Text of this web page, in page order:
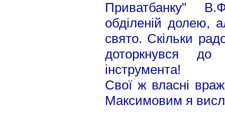
Приватбанку"
обділеній долею,
свято. Скільки
доторкнувся до
інструмента!
Свої ж власні
Максимовим я